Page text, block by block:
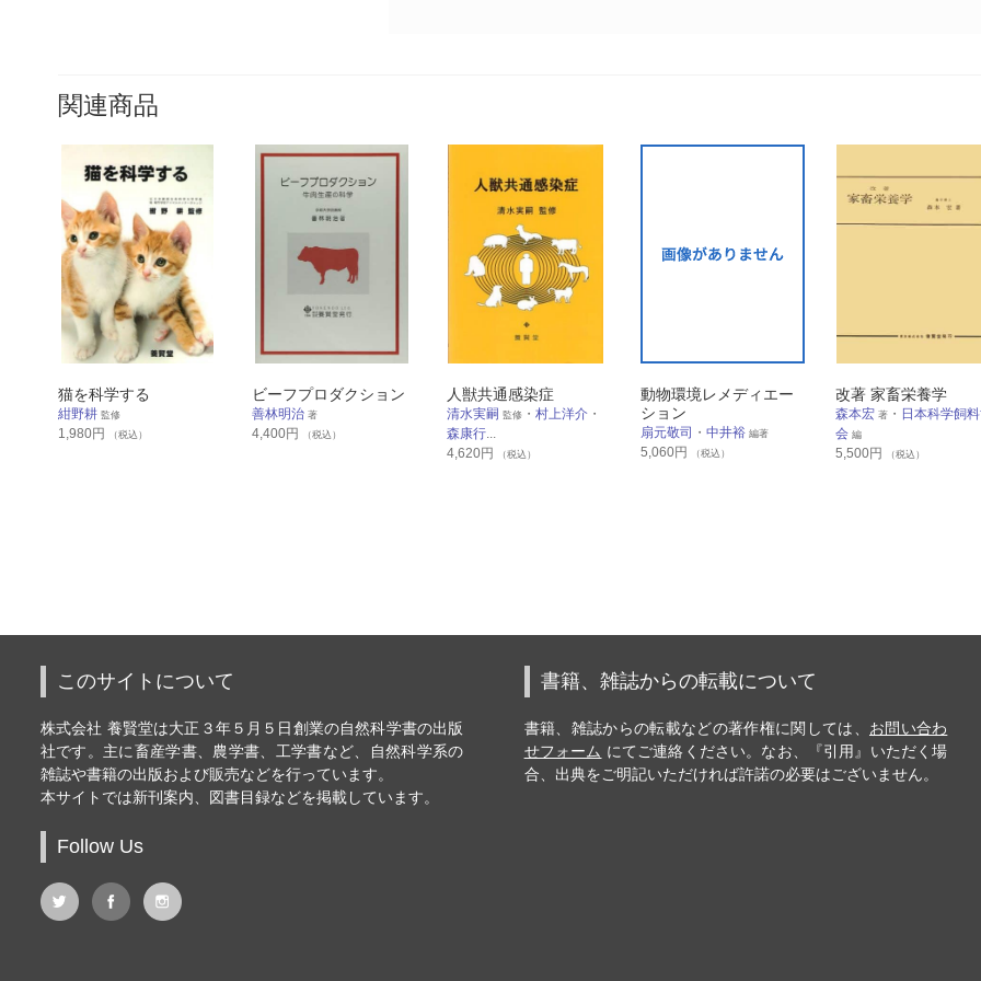
関連商品
猫を科学する
紺野耕 監修
1,980円 （税込）
ビーフプロダクション
善林明治 著
4,400円 （税込）
人獣共通感染症
清水実嗣 監修・ 村上洋介・
森康行...
4,620円 （税込）
動物環境レメディエー
ション
扇元敬司 ・中井裕 編著
5,060円 （税込）
改著 家畜栄養学
森本宏 著・ 日本科学飼
会 編
5,500円 （税込）
このサイトについて
株式会社 養賢堂は大正３年５月５日創業の自然科学書の出版
社です。主に畜産学書、農学書、工学書など、自然科学系の
雑誌や書籍の出版および販売などを行っています。
本サイトでは新刊案内、図書目録などを掲載しています。
Follow Us
書籍、雑誌からの転載について
書籍、雑誌からの転載などの著作権に関しては、 お問い合わ
せフォーム にてご連絡ください。なお、『引用』いただく場
合、出典をご明記いただければ許諾の必要はございません。